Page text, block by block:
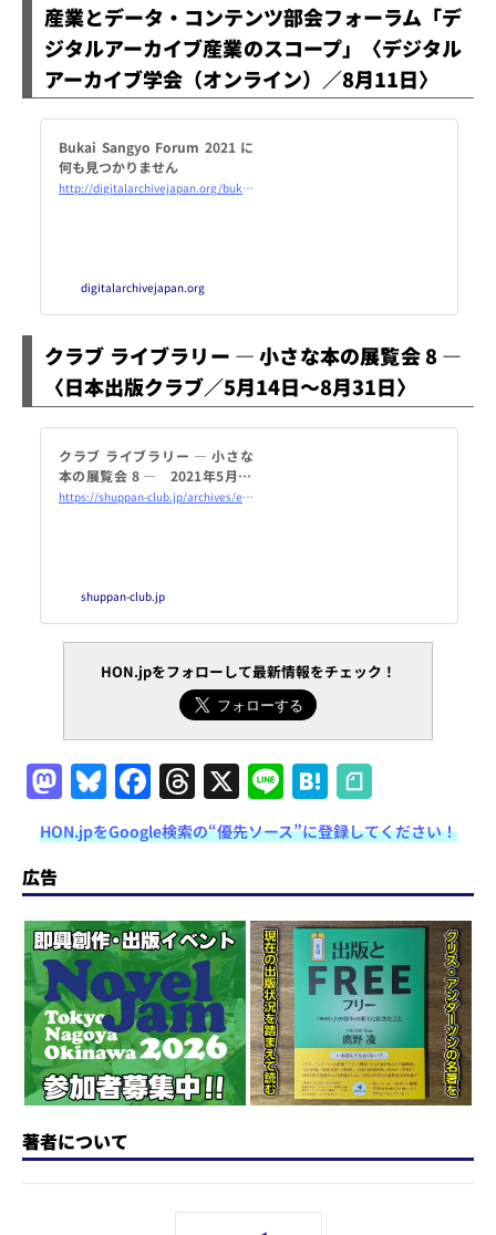
産業とデータ・コンテンツ部会フォーラム「デ
ジタルアーカイブ産業のスコープ」〈デジタル
アーカイブ学会（オンライン）／8月11日〉
Bukai Sangyo Forum 2021 に
何も見つかりません
http://digitalarchivejapan.org/bukai/sangyo/forum-2021/
digitalarchivejapan.org
クラブ ライブラリー ― 小さな本の展覧会 8 ―
〈日本出版クラブ／5月14日～8月31日〉
クラブ ライブラリー ― 小さな
本の展覧会 8 ― 2021年5月14
日（金）～2021年9月17日
https://shuppan-club.jp/archives/event/642
shuppan-club.jp
HON.jpをフォローして最新情報をチェック！
M
a
st
o
d
o
n
Bl
u
e
s
k
y
F
a
c
e
b
o
o
k
T
h
re
a
d
s
X Li
n
e
H
at
e
n
a
HON.jpをGoogle検索の“優先ソース”に登録してください！
広告
著者について